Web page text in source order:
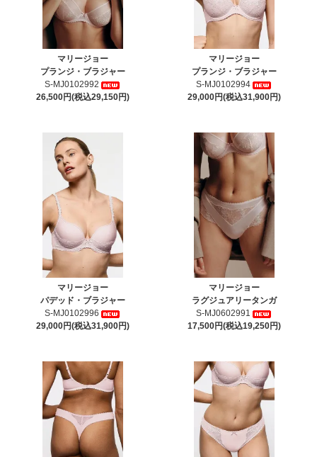
マリージョー
プランジ・ブラジャー
S-MJ0102992
26,500円(税込29,150円)
マリージョー
プランジ・ブラジャー
S-MJ0102994
29,000円(税込31,900円)
マリージョー
パデッド・ブラジャー
S-MJ0102996
29,000円(税込31,900円)
マリージョー
ラグジュアリータンガ
S-MJ0602991
17,500円(税込19,250円)